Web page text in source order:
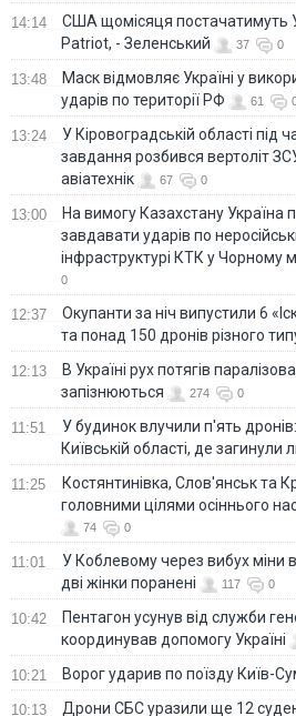
14:14
США щомісяця постачатимуть
Patriot, - Зеленський
37 0
13:48
Маск відмовляє Україні у
ударів по території РФ
61
13:24
У Кіровоградській області під
завдання розбився вертоліт
авіатехнік
67 0
13:00
На вимогу Казахстану Україна
завдавати ударів по
інфраструктурі КТК у Чорному
0
12:37
Окупанти за ніч випустили 6
та понад 150 дронів різного
12:13
В Україні рух потягів
запізнюються
274 0
11:51
У будинок влучили п'ять
Київській області, де загинули
11:25
Костянтинівка, Слов'янськ та
головними цілями осіннього
74 0
11:01
У Коблевому через вибух міни
дві жінки поранені
117 0
10:42
Пентагон усунув від служби
координував допомогу Україні
10:21 Ворог ударив по поїзду Київ-
10:13 Дрони СБС уразили ще 12